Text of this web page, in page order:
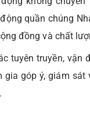
quần chúng
đồng và chất
tuyên truyền,
góp ý, giám